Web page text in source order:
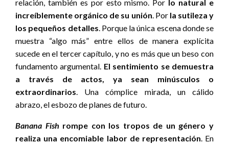
relación, también es por esto mismo. Por lo natural e
increíblemente orgánico de su unión . Por la sutileza y
los pequeños detalles . Porque la única escena donde se
muestra “algo más” entre ellos de manera explícita
sucede en el tercer capítulo, y no es más que un beso con
fundamento argumental. El sentimiento se demuestra
a través de actos, ya sean minúsculos o
extraordinarios . Una cómplice mirada, un cálido
abrazo, el esbozo de planes de futuro.
Banana Fish rompe con los tropos de un género y
realiza una encomiable labor de representación . En